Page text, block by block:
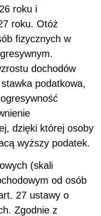
roku i
roku. Otóż
fizycznych w
dochodów
podatkowa,
dzięki której osoby
wyższy podatek.
(skali
od osób
27 ustawy o
Zgodnie z